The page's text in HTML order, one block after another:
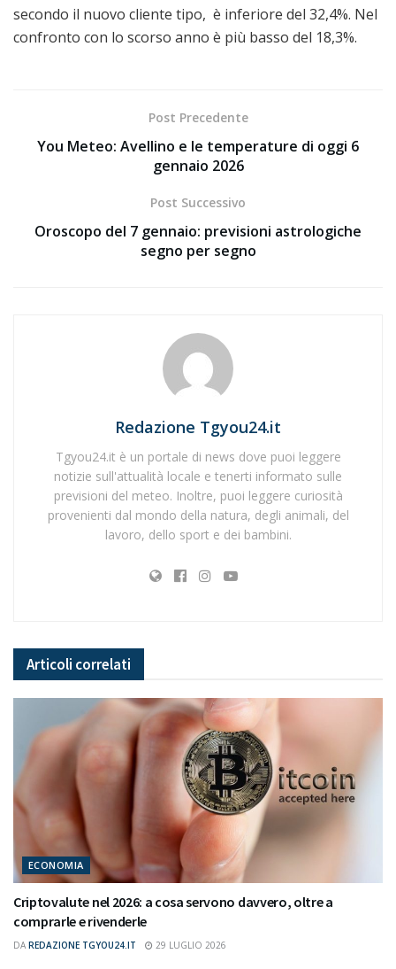
secondo il nuovo cliente tipo, è inferiore del 32,4%. Nel
confronto con lo scorso anno è più basso del 18,3%.
Post Precedente
You Meteo: Avellino e le temperature di oggi 6
gennaio 2026
Post Successivo
Oroscopo del 7 gennaio: previsioni astrologiche
segno per segno
Redazione Tgyou24.it
Tgyou24.it è un portale di news dove puoi leggere
notizie sull'attualità locale e tenerti informato sulle
previsioni del meteo. Inoltre, puoi leggere curiosità
provenienti dal mondo della natura, degli animali, del
lavoro, dello sport e dei bambini.
Articoli correlati
ECONOMIA
Criptovalute nel 2026: a cosa servono davvero, oltre a
comprarle e rivenderle
DA REDAZIONE TGYOU24.IT 29 LUGLIO 2026